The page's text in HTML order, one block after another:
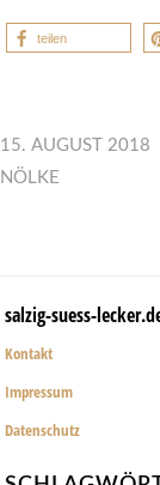
teilen
15. AUGUST 2018
NÖLKE
salzig-suess-
Kontakt
Impressum
Datenschutz